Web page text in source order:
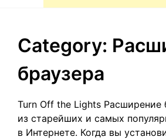
Category:
браузера
Turn Off the Lights Расширение
из старейших и самых
в Интернете. Когда вы